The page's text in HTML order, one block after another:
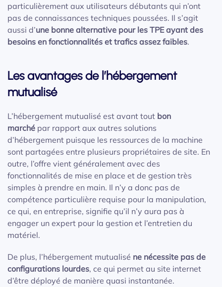
particulièrement aux utilisateurs débutants qui n’ont
pas de connaissances techniques poussées. Il s’agit
aussi d’une bonne alternative pour les TPE ayant des
besoins en fonctionnalités et trafics assez faibles.
Les avantages de l’hébergement
mutualisé
L’hébergement mutualisé est avant tout bon
marché par rapport aux autres solutions
d’hébergement puisque les ressources de la machine
sont partagées entre plusieurs propriétaires de site. En
outre, l’offre vient généralement avec des
fonctionnalités de mise en place et de gestion très
simples à prendre en main. Il n’y a donc pas de
compétence particulière requise pour la manipulation,
ce qui, en entreprise, signifie qu’il n’y aura pas à
engager un expert pour la gestion et l’entretien du
matériel.
De plus, l’hébergement mutualisé ne nécessite pas de
configurations lourdes, ce qui permet au site internet
d’être déployé de manière quasi instantanée.